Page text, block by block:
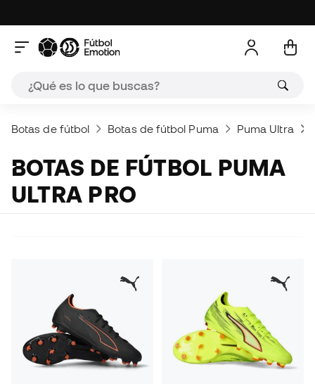
Botas de fútbol Botas de fútbol Puma Puma Ultra
BOTAS DE FÚTBOL PUMA
ULTRA PRO